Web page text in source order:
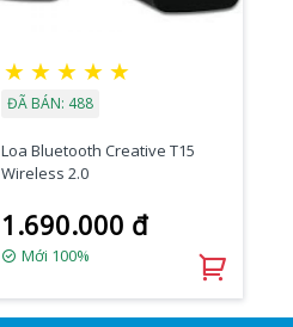
★ ★ ★ ★ ★
ĐÃ BÁN: 488
Loa Bluetooth Creative T15
Wireless 2.0
1.690.000 đ
Mới 100%